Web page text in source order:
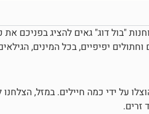
"בול דוג" גאים להציג בפניכם
יפיפיים, בכל המינים,
על ידי כמה חיילים. במזל,
זרים.